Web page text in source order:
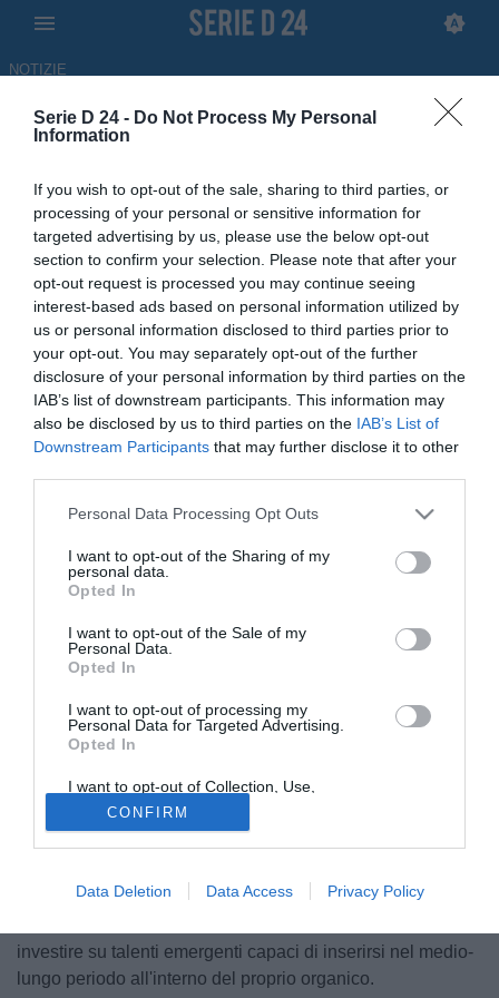
Serie D 24 - Do Not Process My Personal
Information
If you wish to opt-out of the sale, sharing to third parties, or
processing of your personal or sensitive information for
targeted advertising by us, please use the below opt-out
section to confirm your selection. Please note that after your
opt-out request is processed you may continue seeing
interest-based ads based on personal information utilized by
us or personal information disclosed to third parties prior to
your opt-out. You may separately opt-out of the further
disclosure of your personal information by third parties on the
IAB’s list of downstream participants. This information may
also be disclosed by us to third parties on the IAB’s List of
Downstream Participants that may further disclose it to other
Personal Data Processing Opt Outs
I want to opt-out of the Sharing of my
personal data.
Opted In
I want to opt-out of the Sale of my
Personal Data.
Opted In
I want to opt-out of processing my
Personal Data for Targeted Advertising.
Opted In
I want to opt-out of Collection, Use,
Retention, Sale, and/or Sharing of my
Personal Data that Is Unrelated with the
Purposes for which it was collected.
Opted Out
CONFIRM
Data Deletion Data Access Privacy Policy
NOTIZIE
Il Padova guarda al futuro: forte
interesse per Federico Brusa
del Chisola
ULTIM'ORA
03.07.2026 12:44 di Redazione
Fonte:Redazione SerieD24.com
Il Padova ha mostrato un forte interesse per Federico Brusa,
promettente difensore classe 2009 del Chisola con un passato
nelle giovanili della Juventus.
Il Padova accelera sul fronte dei giovani di prospettiva e
promettente difensore centrale classe 2009 di proprietà del
Chisola. La dirigenza biancoscudata sta monitorando con
grande attenzione il mercato dei settori giovanili a livello
rappresenta una priorità per rinforzare la propria linea
investire su talenti emergenti capaci di inserirsi nel medio-
lungo periodo all'interno del proprio organico.